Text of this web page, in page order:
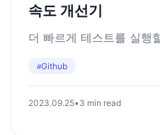
속도 개선기
더 빠르게 테스트를 실행
#Github
2023.09.25•3 min read